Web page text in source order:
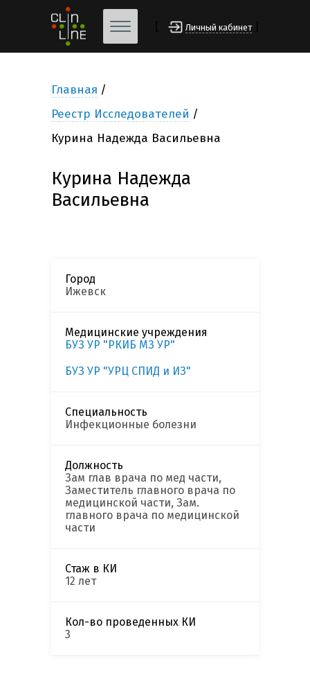
Личный кабинет
Главная
Реестр Исследователей
Курина Надежда Васильевна
Курина Надежда
Васильевна
Город
Ижевск
Медицинские учреждения
БУЗ УР "РКИБ МЗ УР"
БУЗ УР "УРЦ СПИД и ИЗ"
Специальность
Инфекционные болезни
Должность
Зам глав врача по мед части,
Заместитель главного врача по
медицинской части, Зам.
главного врача по медицинской
части
Стаж в КИ
12 лет
Кол-во проведенных КИ
3